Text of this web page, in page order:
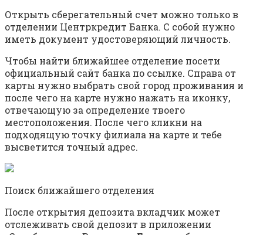
Открыть сберегательный счет можно только в
отделении Центркредит Банка. С собой нужно
иметь документ удостоверяющий личность.
Чтобы найти ближайшее отделение посети
официальный сайт банка по ссылке. Справа от
карты нужно выбрать свой город проживания и
после чего на карте нужно нажать на иконку,
отвечающую за определение твоего
местоположения. После чего кликни на
подходящую точку филиала на карте и тебе
высветится точный адрес.
Поиск ближайшего отделения
После открытия депозита вкладчик может
отслеживать свой депозит в приложении